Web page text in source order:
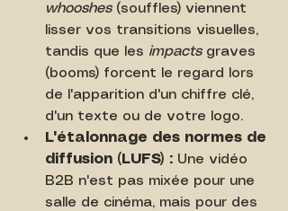
whooshes (souffles) viennent
lisser vos transitions visuelles,
tandis que les impacts graves
(booms) forcent le regard lors
de l'apparition d'un chiffre clé,
d'un texte ou de votre logo.
L'étalonnage des normes de
diffusion (LUFS) : Une vidéo
B2B n'est pas mixée pour une
salle de cinéma, mais pour des